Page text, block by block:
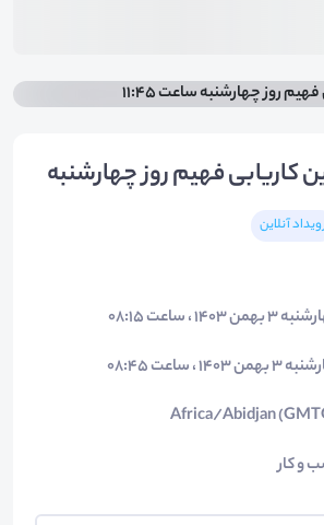
کاریابی فهیم روز چهارشنبه
آنلاین
۱۴۰۳ ، ساعت ۰۸:۱۵
۱۴۰۳ ، ساعت ۰۸:۴۵
Africa/Abidjan
و کار